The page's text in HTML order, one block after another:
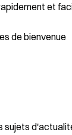
et
de bienvenue
sujets